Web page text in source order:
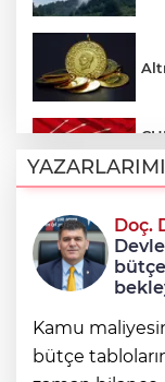
Doç.
Kamu
bütçe